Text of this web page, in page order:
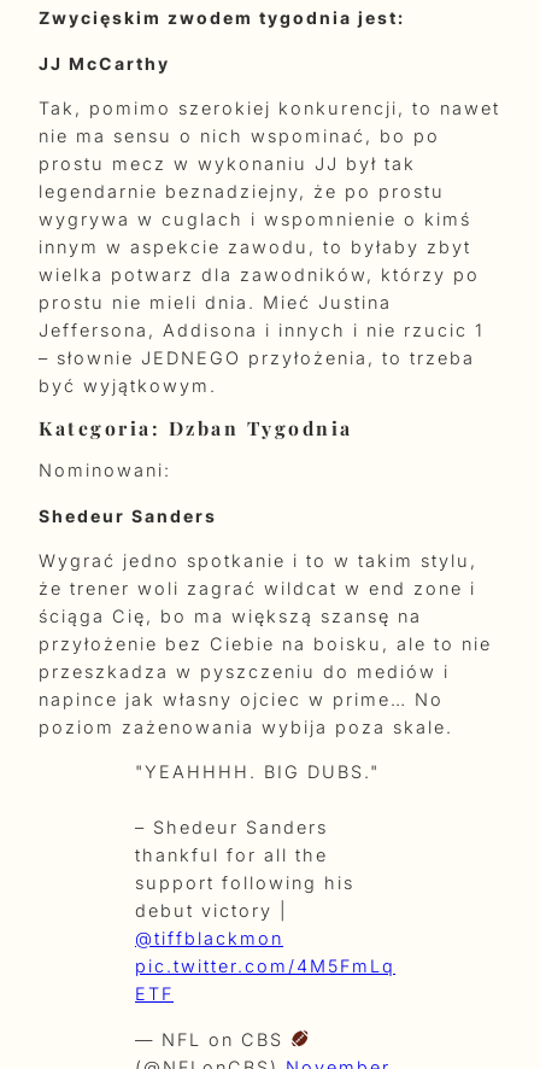
Zwycięskim zwodem tygodnia jest:
JJ McCarthy
Tak, pomimo szerokiej konkurencji, to nawet
nie ma sensu o nich wspominać, bo po
prostu mecz w wykonaniu JJ był tak
legendarnie beznadziejny, że po prostu
wygrywa w cuglach i wspomnienie o kimś
innym w aspekcie zawodu, to byłaby zbyt
wielka potwarz dla zawodników, którzy po
prostu nie mieli dnia. Mieć Justina
Jeffersona, Addisona i innych i nie rzucic 1
– słownie JEDNEGO przyłożenia, to trzeba
być wyjątkowym.
Kategoria: Dzban Tygodnia
Nominowani:
Shedeur Sanders
Wygrać jedno spotkanie i to w takim stylu,
że trener woli zagrać wildcat w end zone i
ściąga Cię, bo ma większą szansę na
przyłożenie bez Ciebie na boisku, ale to nie
przeszkadza w pyszczeniu do mediów i
napince jak własny ojciec w prime… No
poziom zażenowania wybija poza skale.
"YEAHHHH. BIG DUBS."
– Shedeur Sanders
thankful for all the
support following his
debut victory |
@tiffblackmon
pic.twitter.com/4M5FmLq
ETF
— NFL on CBS